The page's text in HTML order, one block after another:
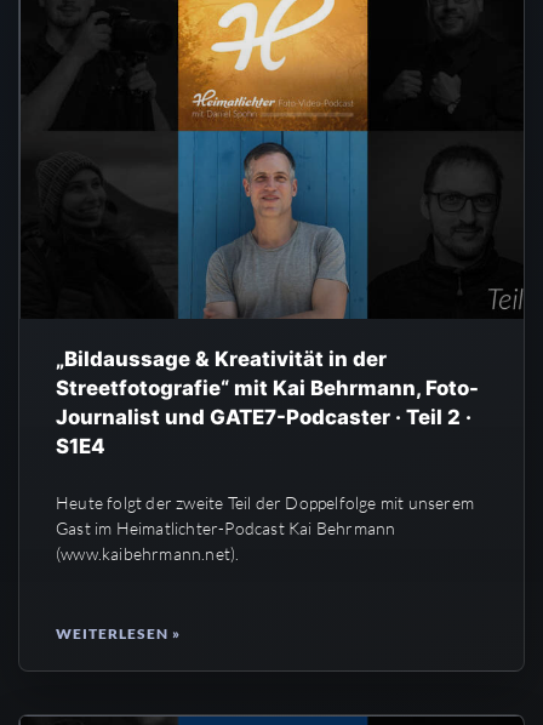
„Bildaussage & Kreativität in der
Streetfotografie“ mit Kai Behrmann, Foto-
Journalist und GATE7-Podcaster · Teil 2 ·
S1E4
Heute folgt der zweite Teil der Doppelfolge mit unserem
Gast im Heimatlichter-Podcast Kai Behrmann
(www.kaibehrmann.net).
WEITERLESEN »